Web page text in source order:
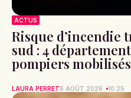
ACTUS
Risque d’incendie
sud : 4
pompiers
LAURA PERRET6 AOÛT 2026 10:25